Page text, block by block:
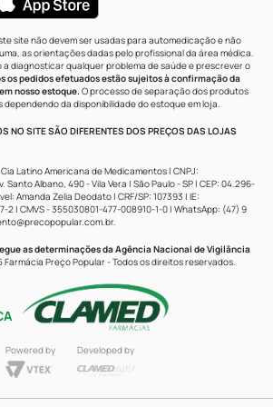
site não devem ser usadas para automedicação e não
as orientações dadas pelo profissional da área médica.
diagnosticar qualquer problema de saúde e prescrever o
os pedidos efetuados estão sujeitos à confirmação da
nosso estoque.O processo de separação dos produtos
dependendo da disponibilidade do estoque em loja.
NO SITE SÃO DIFERENTES DOS PREÇOS DAS LOJAS
| Cia Latino Americana de Medicamentos | CNPJ:
Santo Albano, 490 - Vila Vera | São Paulo - SP | CEP: 04.296-
Amanda Zelia Deodato | CRF/SP: 107393 | IE:
2 | CMVS - 355030801-477-008910-1-0 | WhatsApp: (47) 9
.
as determinações da Agência Nacional de Vigilância
Preço Popular - Todos os direitos reservados.
Powered by Developed by